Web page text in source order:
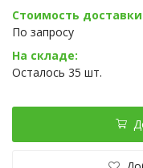
Стоимость
По запросу
На складе:
Осталось 35 шт.